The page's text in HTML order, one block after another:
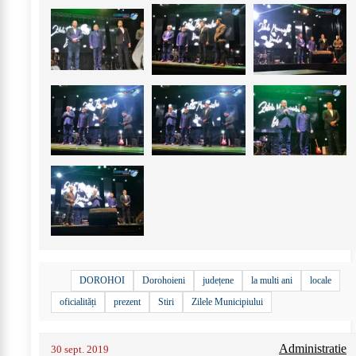
DOROHOI Dorohoieni județene la multi ani
locale
oficialități
prezent Stiri Zilele Municipiului
30 sept. 2019 Administratie